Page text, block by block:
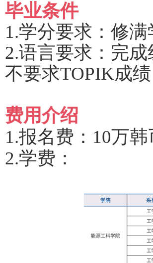
毕业条件
1.学分要求：修
2.语言要求：完
不要求TOPIK成绩
费用介绍
1.报名费：10万
2.学费：